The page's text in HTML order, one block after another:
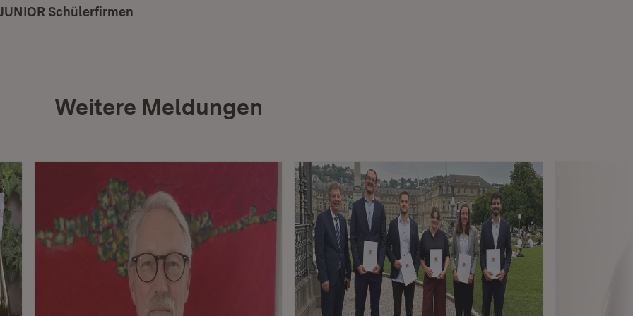
Schülerfirmen
Weitere Meldungen